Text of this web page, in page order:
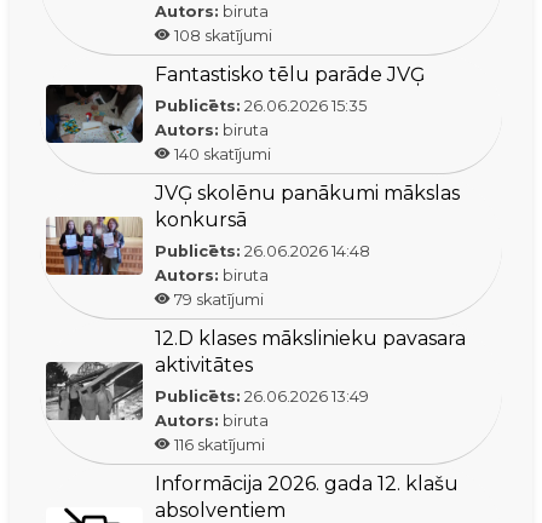
Autors: biruta
108 skatījumi
Fantastisko tēlu parāde JVĢ
Publicēts: 26.06.2026 15:35
Autors: biruta
140 skatījumi
JVĢ skolēnu panākumi mākslas
konkursā
Publicēts: 26.06.2026 14:48
Autors: biruta
79 skatījumi
12.D klases mākslinieku pavasara
aktivitātes
Publicēts: 26.06.2026 13:49
Autors: biruta
116 skatījumi
Informācija 2026. gada 12. klašu
absolventiem